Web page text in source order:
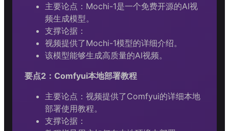
主要论点：Mochi-1是一个免费开源的AI视
频生成模型。
支撑论据：
视频提供了Mochi-1模型的详细介绍。
该模型能够生成高质量的AI视频。
要点2：Comfyui本地部署教程
主要论点：视频提供了Comfyui的详细本地
部署使用教程。
支撑论据：